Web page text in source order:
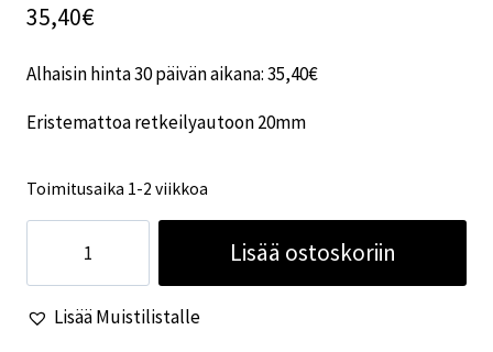
35,40€
Alhaisin hinta 30 päivän aikana:35,40€
Eristemattoa retkeilyautoon 20mm
Toimitusaika 1-2 viikkoa
retkeilyautoon
20mm
määrä
Lisää ostoskoriin
Lisää Muistilistalle